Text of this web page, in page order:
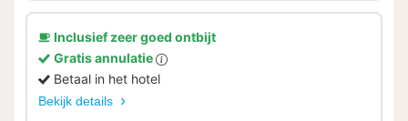
Inclusief zeer goed ontbijt
Gratis annulatie
Betaal in het hotel
Bekijk details